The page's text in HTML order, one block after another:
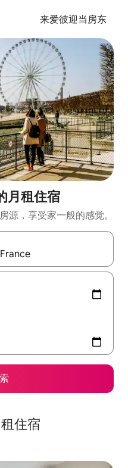
来爱彼迎当房东
月租住宿
源，享受家一般的感觉。
查看，或通过点击或滑动手势
住宿